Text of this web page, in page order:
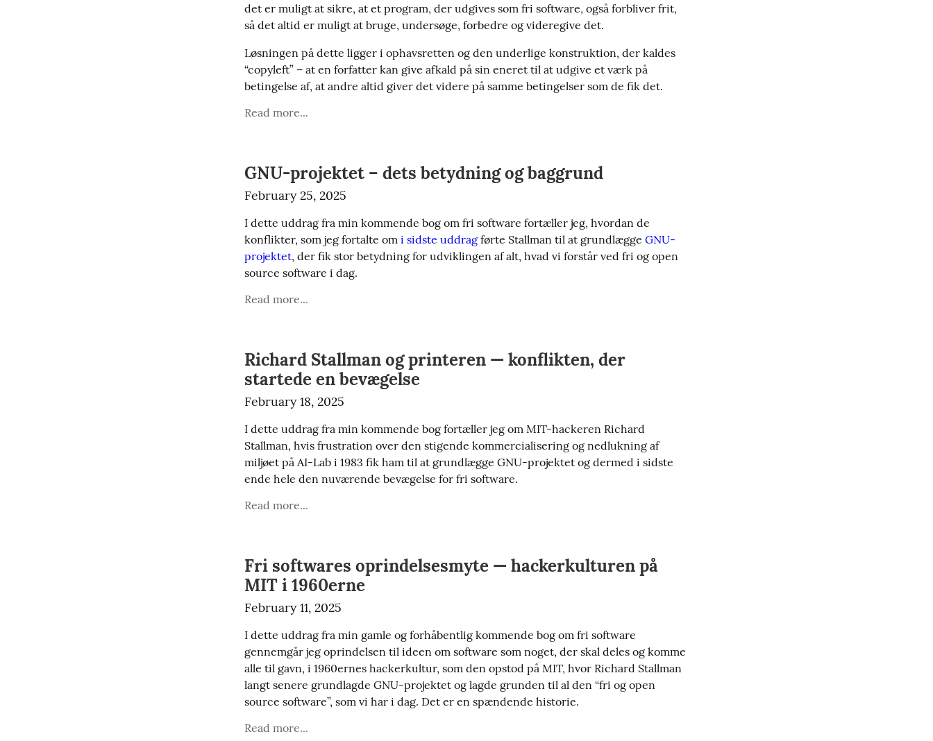
det er muligt at sikre, at et program, der udgives som fri software, også forbliver frit,
så det altid er muligt at bruge, undersøge, forbedre og videregive det.
Løsningen på dette ligger i ophavsretten og den underlige konstruktion, der kaldes
“copyleft” – at en forfatter kan give afkald på sin eneret til at udgive et værk på
betingelse af, at andre altid giver det videre på samme betingelser som de fik det.
Read more...
GNU-projektet – dets betydning og baggrund
February 25, 2025
I dette uddrag fra min kommende bog om fri software fortæller jeg, hvordan de
konflikter, som jeg fortalte om i sidste uddrag førte Stallman til at grundlægge GNU-
projektet, der fik stor betydning for udviklingen af alt, hvad vi forstår ved fri og open
source software i dag.
Read more...
Richard Stallman og printeren — konflikten, der
startede en bevægelse
February 18, 2025
I dette uddrag fra min kommende bog fortæller jeg om MIT-hackeren Richard
Stallman, hvis frustration over den stigende kommercialisering og nedlukning af
miljøet på AI-Lab i 1983 fik ham til at grundlægge GNU-projektet og dermed i sidste
ende hele den nuværende bevægelse for fri software.
Read more...
Fri softwares oprindelsesmyte — hackerkulturen på
MIT i 1960erne
February 11, 2025
I dette uddrag fra min gamle og forhåbentlig kommende bog om fri software
gennemgår jeg oprindelsen til ideen om software som noget, der skal deles og komme
alle til gavn, i 1960ernes hackerkultur, som den opstod på MIT, hvor Richard Stallman
langt senere grundlagde GNU-projektet og lagde grunden til al den “fri og open
source software”, som vi har i dag. Det er en spændende historie.
Read more...